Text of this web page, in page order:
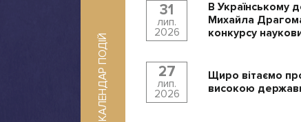
КАЛЕНДАР ПОДІЙ
31
лип.
2026
В Українському
Михайла
конкурсу
27
лип.
2026
Щиро вітаємо
високою